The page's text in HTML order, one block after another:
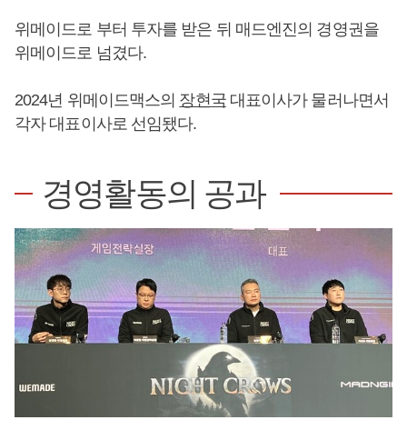
위메이드로 부터 투자를 받은 뒤 매드엔진의 경영권을
위메이드로 넘겼다.
2024년 위메이드맥스의 장현국대표이사가 물러나면서
각자 대표이사로 선임됐다.
경영활동의 공과